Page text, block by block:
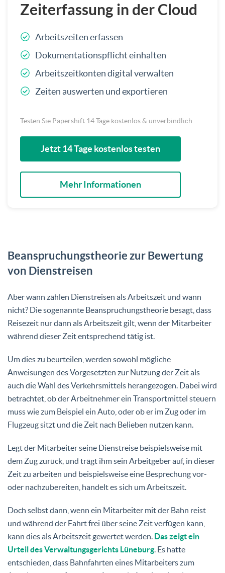
Zeiterfassung in der Cloud
Arbeitszeiten erfassen
Dokumentationspflicht einhalten
Arbeitszeitkonten digital verwalten
Zeiten auswerten und exportieren
Testen Sie Papershift 14 Tage kostenlos & unverbindlich
Jetzt 14 Tage kostenlos testen
Mehr Informationen
Beanspruchungstheorie zur Bewertung
von Dienstreisen
Aber wann zählen Dienstreisen als Arbeitszeit und wann
nicht? Die sogenannte Beanspruchungstheorie besagt, dass
Reisezeit nur dann als Arbeitszeit gilt, wenn der Mitarbeiter
während dieser Zeit entsprechend tätig ist.
Um dies zu beurteilen, werden sowohl mögliche
Anweisungen des Vorgesetzten zur Nutzung der Zeit als
auch die Wahl des Verkehrsmittels herangezogen. Dabei wird
betrachtet, ob der Arbeitnehmer ein Transportmittel steuern
muss wie zum Beispiel ein Auto, oder ob er im Zug oder im
Flugzeug sitzt und die Zeit nach Belieben nutzen kann.
Legt der Mitarbeiter seine Dienstreise beispielsweise mit
dem Zug zurück, und trägt ihm sein Arbeitgeber auf, in dieser
Zeit zu arbeiten und beispielsweise eine Besprechung vor-
oder nachzubereiten, handelt es sich um Arbeitszeit.
Doch selbst dann, wenn ein Mitarbeiter mit der Bahn reist
und während der Fahrt frei über seine Zeit verfügen kann,
kann dies als Arbeitszeit gewertet werden. Das zeigt ein
Urteil des Verwaltungsgerichts Lüneburg. Es hatte
entschieden, dass Bahnfahrten eines Mitarbeiters zum